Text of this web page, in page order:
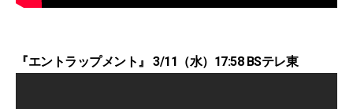
『エントラップメント』 3/11（水）17:58 BSテレ東